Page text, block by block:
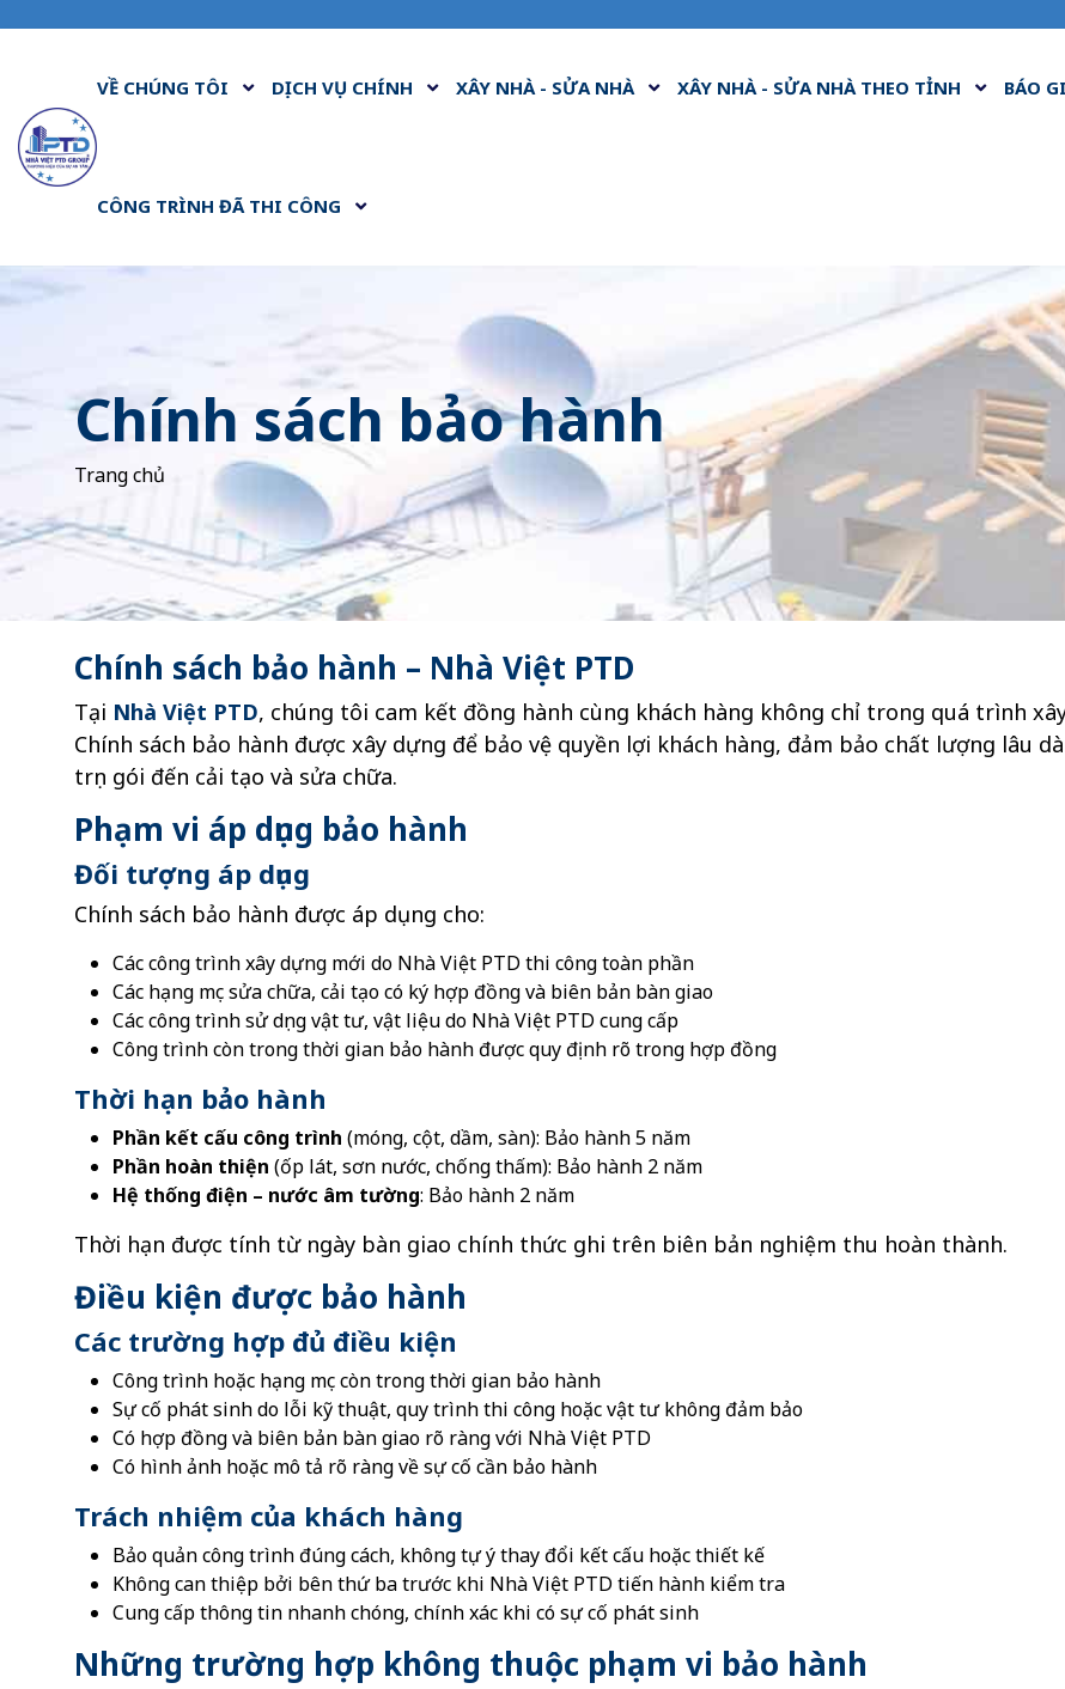
VỀ CHÚNG TÔI DỊCH VỤ CHÍNH XÂY NHÀ - SỬA NHÀ XÂY NHÀ - SỬA NHÀ THEO TỈNH BÁO
CÔNG TRÌNH ĐÃ THI CÔNG
Chính sách bảo hành
Trang chủ Chính sách bảo hành
Chính sách bảo hành – Nhà Việt PTD
Tại Nhà Việt PTD, chúng tôi cam kết đồng hành cùng khách hàng không chỉ trong quá trình
Chính sách bảo hành được xây dựng để bảo vệ quyền lợi khách hàng, đảm bảo chất lượng lâu
trọn gói đến cải tạo và sửa chữa.
Phạm vi áp dụng bảo hành
Đối tượng áp dụng
Chính sách bảo hành được áp dụng cho:
Các công trình xây dựng mới do Nhà Việt PTD thi công toàn phần
Các hạng mục sửa chữa, cải tạo có ký hợp đồng và biên bản bàn giao
Các công trình sử dụng vật tư, vật liệu do Nhà Việt PTD cung cấp
Công trình còn trong thời gian bảo hành được quy định rõ trong hợp đồng
Thời hạn bảo hành
Phần kết cấu công trình (móng, cột, dầm, sàn): Bảo hành 5 năm
Phần hoàn thiện (ốp lát, sơn nước, chống thấm): Bảo hành 2 năm
Hệ thống điện – nước âm tường: Bảo hành 2 năm
Thời hạn được tính từ ngày bàn giao chính thức ghi trên biên bản nghiệm thu hoàn thành.
Điều kiện được bảo hành
Các trường hợp đủ điều kiện
Công trình hoặc hạng mục còn trong thời gian bảo hành
Sự cố phát sinh do lỗi kỹ thuật, quy trình thi công hoặc vật tư không đảm bảo
Có hợp đồng và biên bản bàn giao rõ ràng với Nhà Việt PTD
Có hình ảnh hoặc mô tả rõ ràng về sự cố cần bảo hành
Trách nhiệm của khách hàng
Bảo quản công trình đúng cách, không tự ý thay đổi kết cấu hoặc thiết kế
Không can thiệp bởi bên thứ ba trước khi Nhà Việt PTD tiến hành kiểm tra
Cung cấp thông tin nhanh chóng, chính xác khi có sự cố phát sinh
Những trường hợp không thuộc phạm vi bảo hành